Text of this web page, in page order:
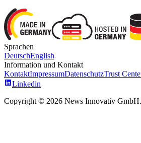
Sprachen
DeutschEnglish
Information und Kontakt
KontaktImpressumDatenschutzTrust
Linkedin
Copyright © 2026 News Innovativ